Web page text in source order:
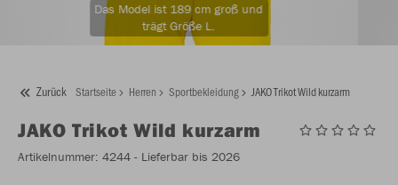
Das Model ist 189 cm groß und
trägt Größe L.
Zurück Startseite Herren Sportbekleidung JAKO Trikot Wild kurzarm
JAKO Trikot Wild kurzarm
Artikelnummer: 4244 - Lieferbar bis 2026